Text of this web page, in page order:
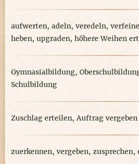
aufwerten, adeln, veredeln,
heben, upgraden, höhere Weihen
Gymnasialbildung,
Schulbildung
Zuschlag erteilen,Auftrag vergeben
zuerkennen, vergeben, zusprechen,